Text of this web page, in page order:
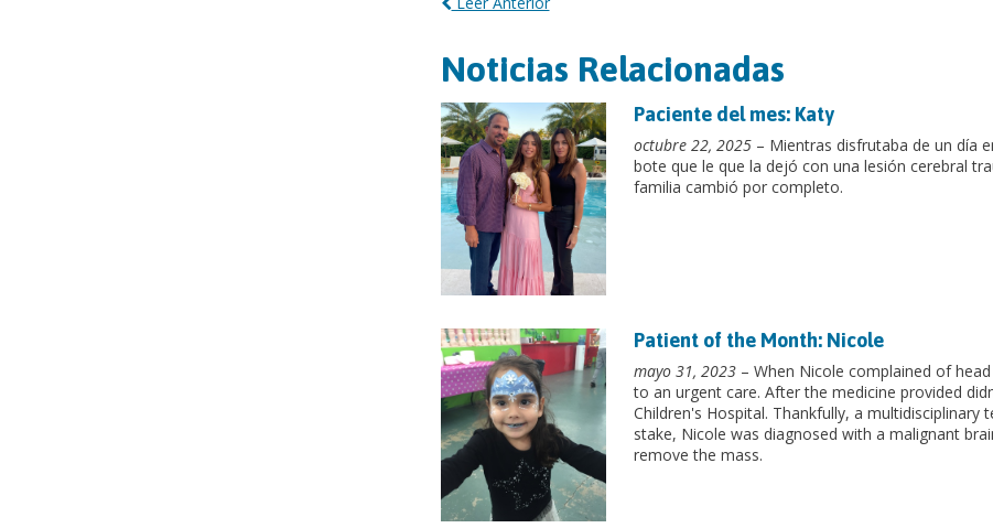
Noticias Relacionadas
Paciente del mes: Katy
octubre 22, 2025– Mientras disfrutaba de un día
bote que le que la dejó con una lesión cerebral
familia cambió por completo.
Patient of the Month: Nicole
mayo 31, 2023– When Nicole complained of
to an urgent care. After the medicine provided
Children's Hospital. Thankfully, a
stake, Nicole was diagnosed with a malignant
remove the mass.